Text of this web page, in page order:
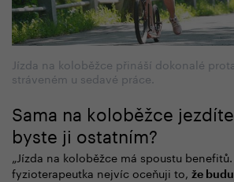
Jízda na koloběžce přináší dokonalé
stráveném u sedavé práce.
Sama na koloběžce
byste ji ostatním?
„Jízda na koloběžce má spoustu benefitů.
fyzioterapeutka nejvíc oceňuji to, že